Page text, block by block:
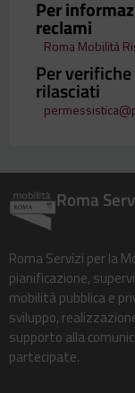
Per
reclami
Roma Mobilità
Per
rilasciati
Roma
Roma Servizi per la
pianificazione,
mobilità pubblica e
sviluppo,
supporto alla
partecipate.